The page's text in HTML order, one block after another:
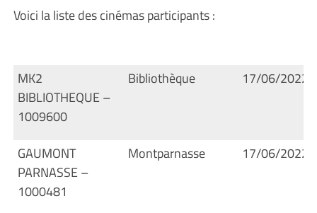
Voici la liste des cinémas participants :
MK2
BIBLIOTHEQUE –
1009600
Bibliothèque 17/06/2022
GAUMONT
PARNASSE –
1000481
Montparnasse 17/06/2022